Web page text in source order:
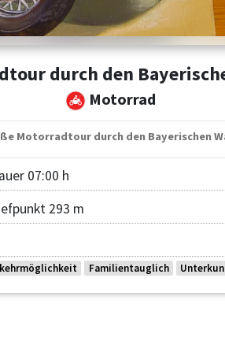
durch den
Motorrad
Motorradtour durch den Bayerischen
07:00 h
293 m
Familientauglich